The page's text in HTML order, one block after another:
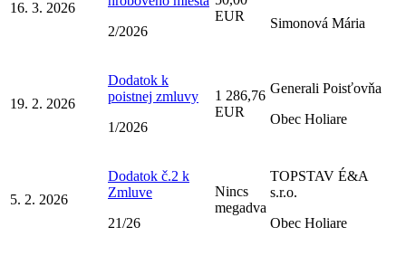
16. 3. 2026
2/2026
EUR
Simonová Mária
19. 2. 2026
Dodatok k
poistnej zmluvy
1/2026
1 286,76
EUR
Generali Poisťovňa
Obec Holiare
5. 2. 2026
Dodatok č.2 k
Zmluve
21/26
Nincs
megadva
TOPSTAV É&A
s.r.o.
Obec Holiare